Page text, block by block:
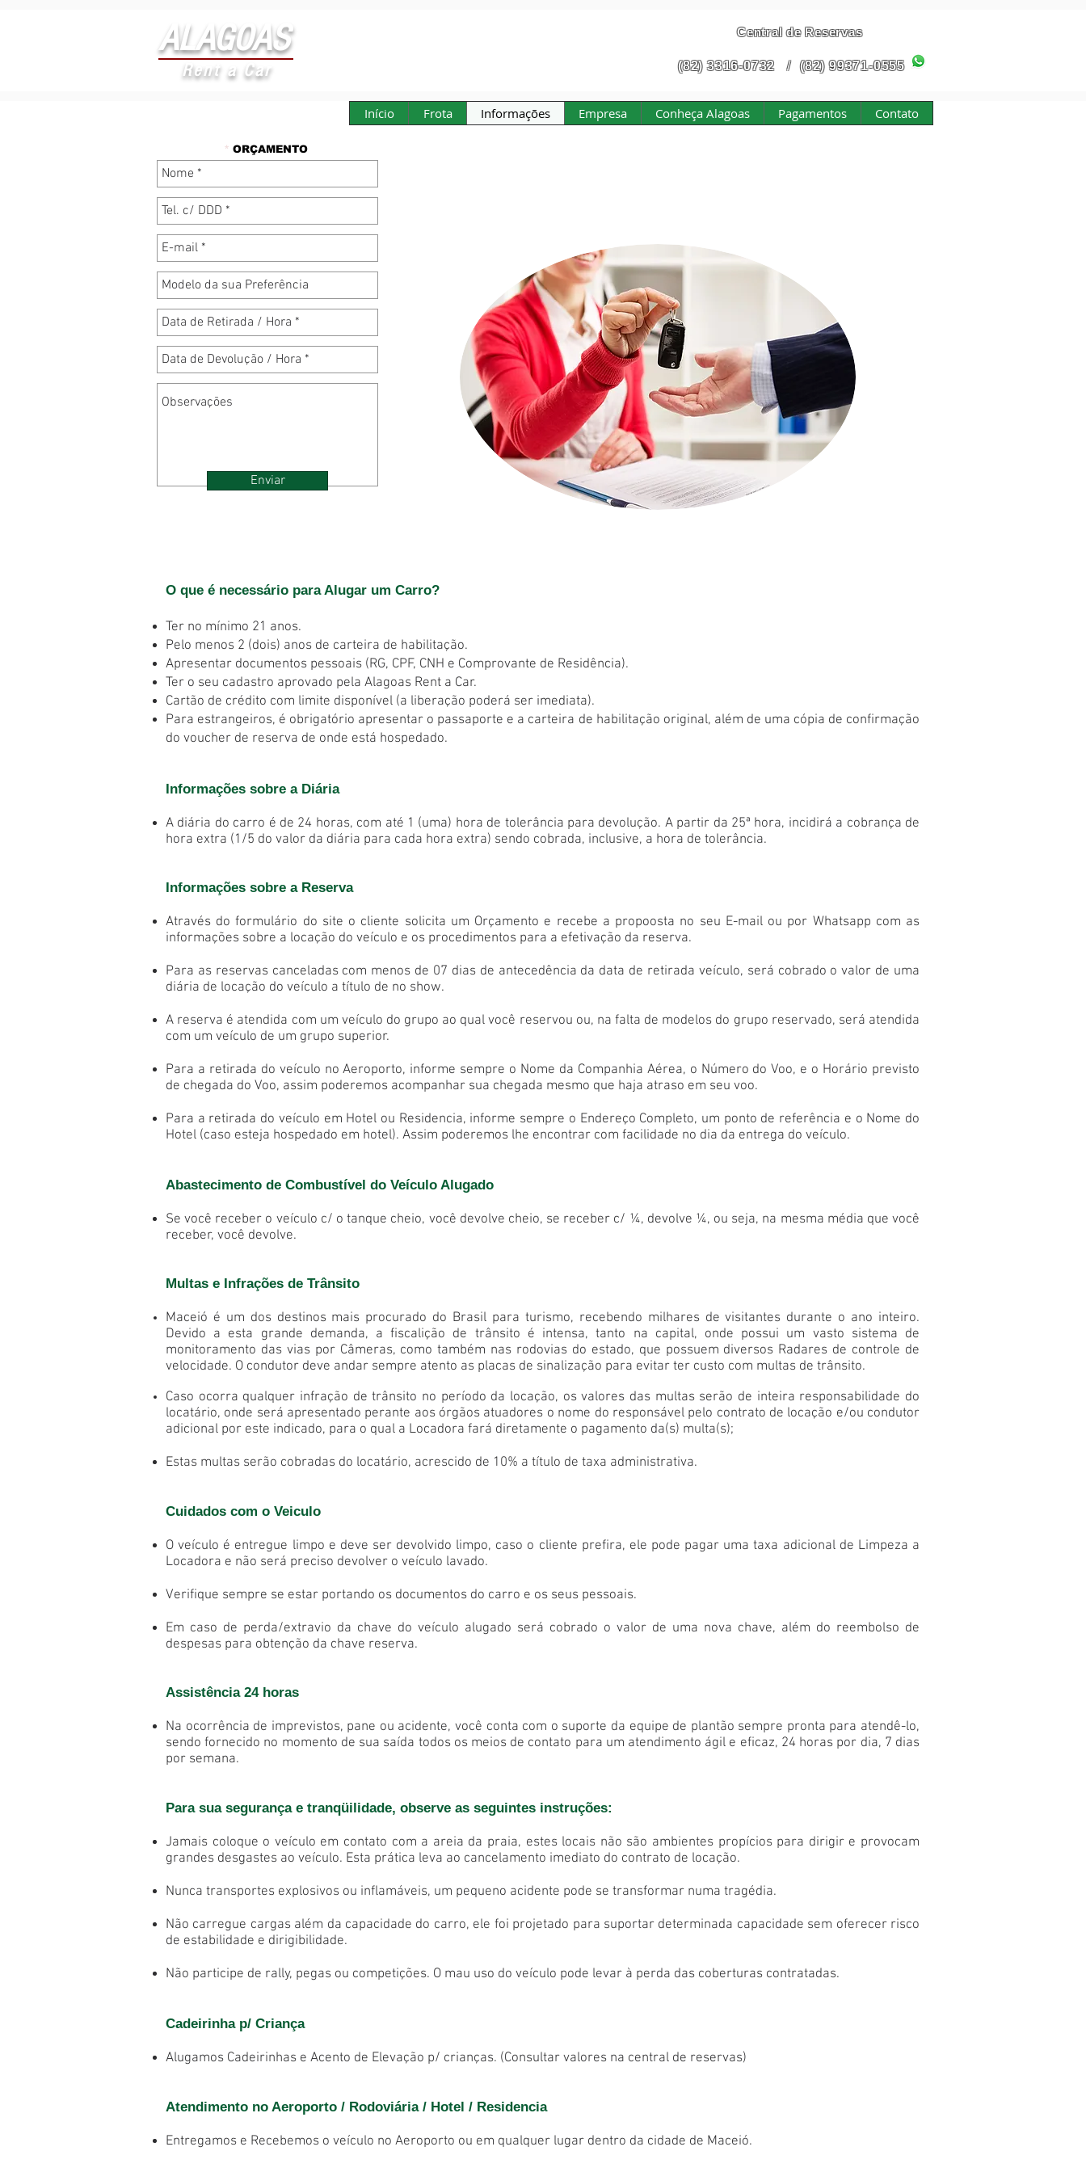
ALAGOAS
Rent a Car
Central de Reservas
(82) 3316-0732 (82) 99371-0555
/
* ORÇAMENTO
Enviar
O que é necessário para Alugar um Carro?
Ter no mínimo 21 anos.
Pelo menos 2 (dois) anos de carteira de habilitação.
Apresentar documentos pessoais (RG, CPF, CNH e Comprovante de Residência).
Ter o seu cadastro aprovado pela Alagoas Rent a Car.
Cartão de crédito com limite disponível (a liberação poderá ser imediata).
Para estrangeiros, é obrigatório apresentar o passaporte e a carteira de habilitação original, além de uma cópia de confirmação
do voucher de reserva de onde está hospedado.
Informações sobre a Diária
A diária do carro é de 24 horas, com até 1 (uma) hora de tolerância para devolução. A partir da 25ª hora, incidirá a cobrança de
hora extra (1/5 do valor da diária para cada hora extra) sendo cobrada, inclusive, a hora de tolerância.
Informações sobre a Reserva
Através do formulário do site o cliente solicita um Orçamento e recebe a propoosta no seu E-mail ou por Whatsapp com as
informações sobre a locação do veículo e os procedimentos para a efetivação da reserva.
Para as reservas canceladas com menos de 07 dias de antecedência da data de retirada veículo, será cobrado o valor de uma
diária de locação do veículo a título de no show.
A reserva é atendida com um veículo do grupo ao qual você reservou ou, na falta de modelos do grupo reservado, será atendida
com um veículo de um grupo superior.
Para a retirada do veículo no Aeroporto, informe sempre o Nome da Companhia Aérea, o Número do Voo, e o Horário previsto
de chegada do Voo, assim poderemos acompanhar sua chegada mesmo que haja atraso em seu voo.
Para a retirada do veículo em Hotel ou Residencia, informe sempre o Endereço Completo, um ponto de referência e o Nome do
Hotel (caso esteja hospedado em hotel). Assim poderemos lhe encontrar com facilidade no dia da entrega do veículo.
Abastecimento de Combustível do Veículo Alugado
Se você receber o veículo c/ o tanque cheio, você devolve cheio, se receber c/ ¼, devolve ¼, ou seja, na mesma média que você
receber, você devolve.
Multas e Infrações de Trânsito
Maceió é um dos destinos mais procurado do Brasil para turismo, recebendo milhares de visitantes durante o ano inteiro.
Devido a esta grande demanda, a fiscalição de trânsito é intensa, tanto na capital, onde possui um vasto sistema de
monitoramento das vias por Câmeras, como também nas rodovias do estado, que possuem diversos Radares de controle de
velocidade. O condutor deve andar sempre atento as placas de sinalização para evitar ter custo com multas de trânsito.
Caso ocorra qualquer infração de trânsito no período da locação, os valores das multas serão de inteira responsabilidade do
locatário, onde será apresentado perante aos órgãos atuadores o nome do responsável pelo contrato de locação e/ou condutor
adicional por este indicado, para o qual a Locadora fará diretamente o pagamento da(s) multa(s);
Estas multas serão cobradas do locatário, acrescido de 10% a título de taxa administrativa.
Cuidados com o Veiculo
O veículo é entregue limpo e deve ser devolvido limpo, caso o cliente prefira, ele pode pagar uma taxa adicional de Limpeza a
Locadora e não será preciso devolver o veículo lavado.
Verifique sempre se estar portando os documentos do carro e os seus pessoais.
Em caso de perda/extravio da chave do veículo alugado será cobrado o valor de uma nova chave, além do reembolso de
despesas para obtenção da chave reserva.
Assistência 24 horas
Na ocorrência de imprevistos, pane ou acidente, você conta com o suporte da equipe de plantão sempre pronta para atendê-lo,
sendo fornecido no momento de sua saída todos os meios de contato para um atendimento ágil e eficaz, 24 horas por dia, 7 dias
por semana.
Para sua segurança e tranqüilidade, observe as seguintes instruções:
Jamais coloque o veículo em contato com a areia da praia, estes locais não são ambientes propícios para dirigir e provocam
grandes desgastes ao veículo. Esta prática leva ao cancelamento imediato do contrato de locação.
Nunca transportes explosivos ou inflamáveis, um pequeno acidente pode se transformar numa tragédia.
Não carregue cargas além da capacidade do carro, ele foi projetado para suportar determinada capacidade sem oferecer risco
de estabilidade e dirigibilidade.
Não participe de rally, pegas ou competições. O mau uso do veículo pode levar à perda das coberturas contratadas.
Cadeirinha p/ Criança
Alugamos Cadeirinhas e Acento de Elevação p/ crianças. (Consultar valores na central de reservas)
Atendimento no Aeroporto / Rodoviária / Hotel / Residencia
Entregamos e Recebemos o veículo no Aeroporto ou em qualquer lugar dentro da cidade de Maceió.
Início Frota Informações Empresa Conheça Alagoas Pagamentos Contato